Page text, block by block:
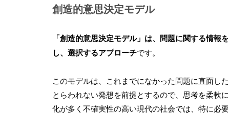
創造的意思決定モデル
「創造的意思決定モデル」は、問題に関する情
し、選択するアプローチです。
このモデルは、これまでになかった問題に直面し
とらわれない発想を前提とするので、思考を柔軟
化が多く不確実性の高い現代の社会では、特に必